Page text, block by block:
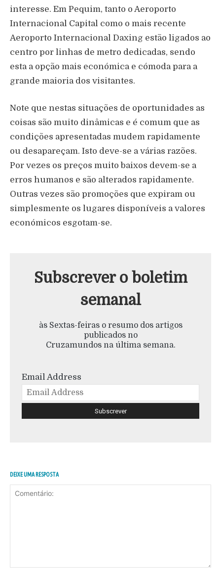
interesse. Em Pequim, tanto o Aeroporto
Internacional Capital como o mais recente
Aeroporto Internacional Daxing estão ligados ao
centro por linhas de metro dedicadas, sendo
esta a opção mais económica e cómoda para a
grande maioria dos visitantes.
Note que nestas situações de oportunidades as
coisas são muito dinâmicas e é comum que as
condições apresentadas mudem rapidamente
ou desapareçam. Isto deve-se a várias razões.
Por vezes os preços muito baixos devem-se a
erros humanos e são alterados rapidamente.
Outras vezes são promoções que expiram ou
simplesmente os lugares disponíveis a valores
económicos esgotam-se.
Subscrever o boletim
semanal
às Sextas-feiras o resumo dos artigos
publicados no
Cruzamundos na última semana.
Email Address
DEIXE UMA RESPOSTA